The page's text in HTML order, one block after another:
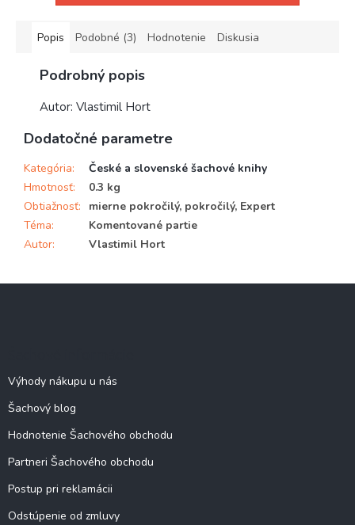
Popis Podobné (3) Hodnotenie Diskusia
Podrobný popis
Autor: Vlastimil Hort
Dodatočné parametre
Kategória:
České a slovenské šachové knihy
Hmotnosť:
0.3 kg
Obtiažnosť:
mierne pokročilý, pokročilý, Expert
Téma:
Komentované partie
Autor: Vlastimil Hort
Výhody nákupu u nás
Šachový blog
Hodnotenie Šachového obchodu
Partneri Šachového obchodu
Postup pri reklamácii
Odstúpenie od zmluvy